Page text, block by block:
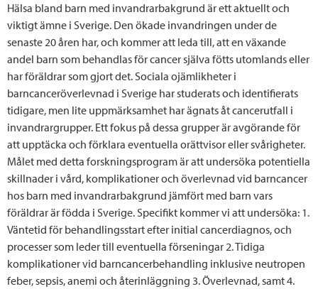
Hälsa bland barn med invandrarbakgrund är ett aktuellt och
viktigt ämne i Sverige. Den ökade invandringen under de
senaste 20 åren har, och kommer att leda till, att en växande
andel barn som behandlas för cancer själva fötts utomlands eller
har föräldrar som gjort det. Sociala ojämlikheter i
barncanceröverlevnad i Sverige har studerats och identifierats
tidigare, men lite uppmärksamhet har ägnats åt cancerutfall i
invandrargrupper. Ett fokus på dessa grupper är avgörande för
att upptäcka och förklara eventuella orättvisor eller svårigheter.
Målet med detta forskningsprogram är att undersöka potentiella
skillnader i vård, komplikationer och överlevnad vid barncancer
hos barn med invandrarbakgrund jämfört med barn vars
föräldrar är födda i Sverige. Specifikt kommer vi att undersöka: 1.
Väntetid för behandlingsstart efter initial cancerdiagnos, och
processer som leder till eventuella förseningar 2. Tidiga
komplikationer vid barncancerbehandling inklusive neutropen
feber, sepsis, anemi och återinläggning 3. Överlevnad, samt 4.